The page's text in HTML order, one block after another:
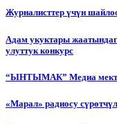
Журналисттер үчүн
Адам укуктары
улуттук конкурс
“ЫНТЫМАК” Медиа
«Марал» радиосу